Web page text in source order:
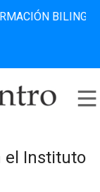
BILINGÜE
el Instituto